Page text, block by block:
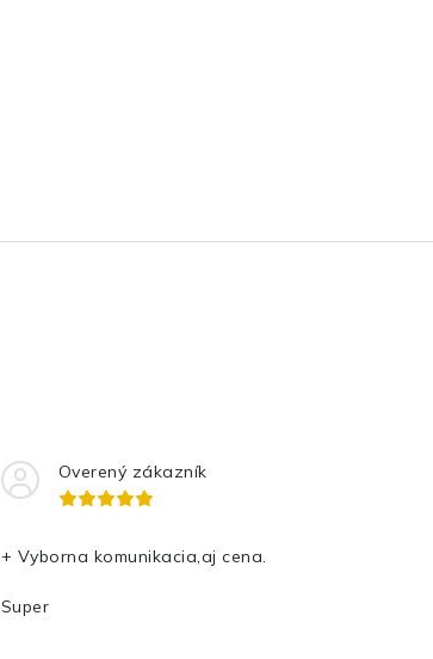
Overený zákazník
+ Vyborna komunikacia,aj cena.
Super